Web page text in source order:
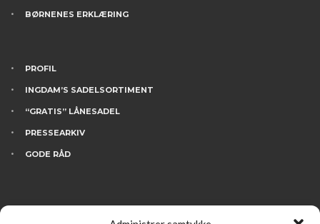
BØRNENES ERKLÆRING
PROFIL
INGDAM’S SADELSORTIMENT
“GRATIS” LÅNESADEL
PRESSEARKIV
GODE RÅD
KONTAKT